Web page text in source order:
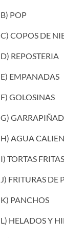
B) POP
C) COPOS DE
D) REPOSTERIA
E) EMPANADAS
F) GOLOSINAS
G)
H) AGUA
I) TORTAS FRITAS
J) FRITURAS DE
K) PANCHOS
L) HELADOS Y